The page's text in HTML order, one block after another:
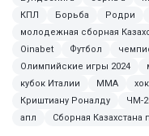
КПЛ
Борьба Родри
молодежная сборная
Oinabet
Футбол
Олимпийские игры 2024
кубок Италии
ММА
Криштиану Роналду
ЧМ-
апл
Сборная Казахстана